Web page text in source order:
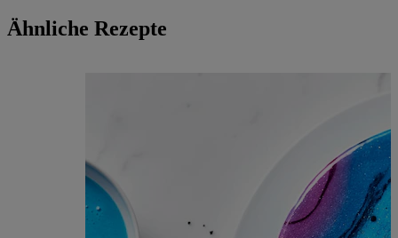
Ähnliche Rezepte